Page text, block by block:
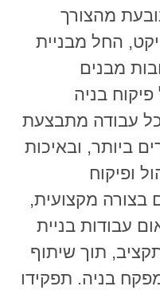
מהצורך
החל מבניית
מבנים
בניה
עבודה מתבצעת
ביותר, ובאיכות
ופיקוח
בצורה מקצועית,
עבודות בניית
תוך שיתוף
בניה. תפקידו